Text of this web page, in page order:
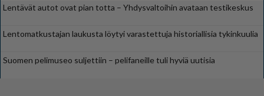
Lentävät autot ovat pian totta – Yhdysvaltoihin avataan testikeskus
Lentomatkustajan laukusta löytyi varastettuja historiallisia tykinkuulia
Suomen pelimuseo suljettiin – pelifaneille tuli hyviä uutisia